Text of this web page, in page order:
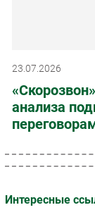
23.07.2026
анализа
Интересные